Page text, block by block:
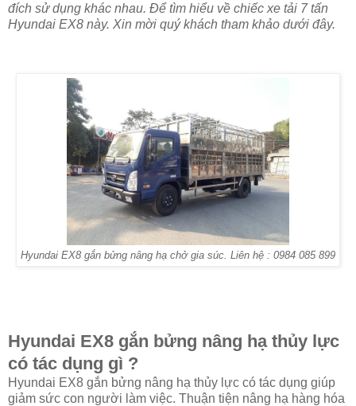
đích sử dụng khác nhau. Để tìm hiểu về chiếc xe tải 7 tấn
Hyundai EX8 này. Xin mời quý khách tham khảo dưới đây.
Hyundai EX8 gắn bửng nâng hạ chở gia súc. Liên hệ : 0984 085 899
Hyundai EX8 gắn bửng nâng hạ thủy lực
có tác dụng gì ?
Hyundai EX8 gắn bửng nâng hạ thủy lực có tác dụng giúp
giảm sức con người làm việc. Thuận tiện nâng hạ hàng hóa